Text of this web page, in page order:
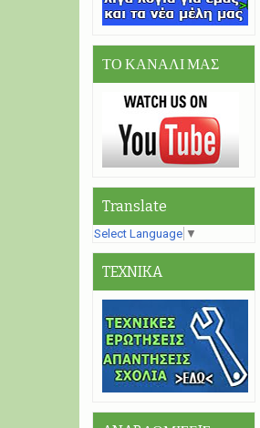
ΤΟ ΚΑΝΑΛΙ ΜΑΣ
Translate
Select Language ▼
TEXNIKA